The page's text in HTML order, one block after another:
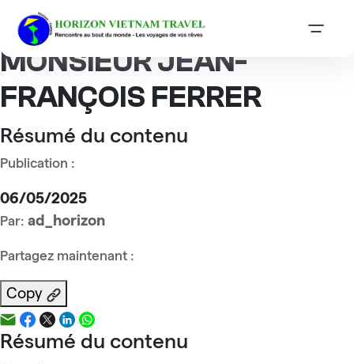
Accueil
FERRER
MONSIEUR JEAN-
FRANÇOIS FERRER
Résumé du contenu
Publication :
06/05/2025
Par: ad_horizon
Partagez maintenant :
Copy
Résumé du contenu